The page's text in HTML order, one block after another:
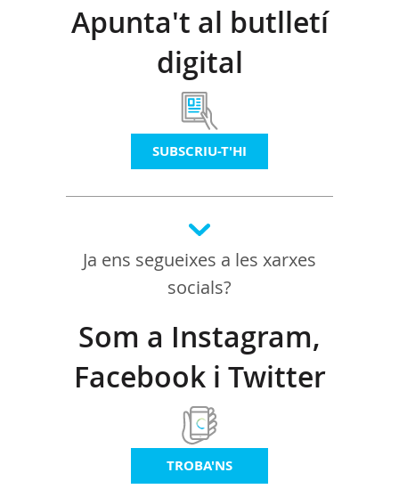
Apunta't al butlletí
digital
SUBSCRIU-T'HI
Ja ens segueixes a les xarxes
socials?
Som a Instagram,
Facebook i Twitter
TROBA'NS